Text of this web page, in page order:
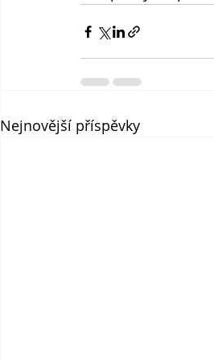
Nejnovější příspěvky